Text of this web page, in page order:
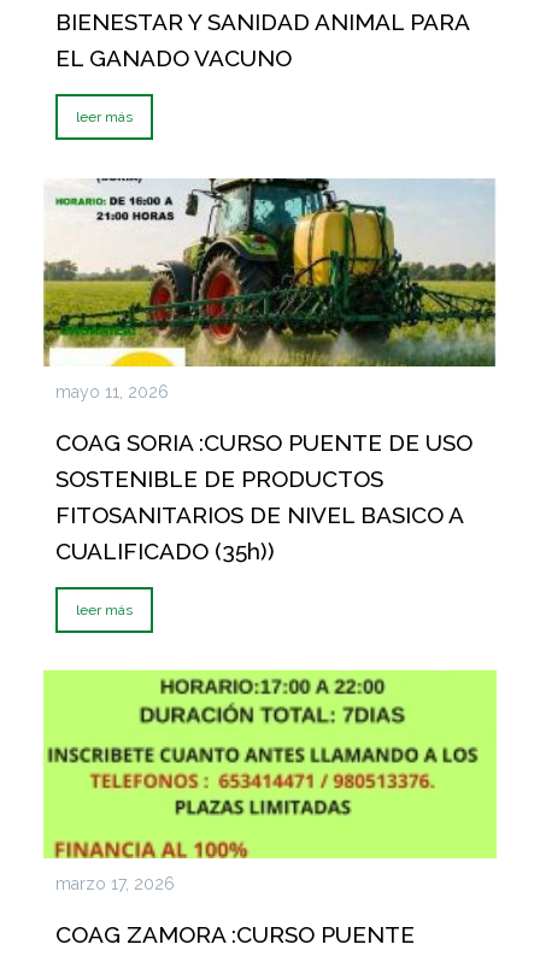
BIENESTAR Y SANIDAD ANIMAL PARA
EL GANADO VACUNO
leer más
mayo 11, 2026
COAG SORIA :CURSO PUENTE DE USO
SOSTENIBLE DE PRODUCTOS
FITOSANITARIOS DE NIVEL BASICO A
CUALIFICADO (35h))
leer más
marzo 17, 2026
COAG ZAMORA :CURSO PUENTE